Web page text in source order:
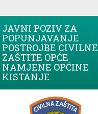
JAVNI POZIV ZA
POPUNJAVANJE
POSTROJBE CIVILNE
ZAŠTITE OPĆE
NAMJENE OPĆINE
KISTANJE